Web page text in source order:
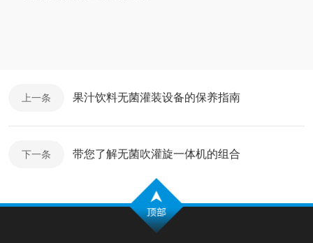
上一条 果汁饮料无菌灌装设备的保养指南
下一条 带您了解无菌吹灌旋一体机的组合